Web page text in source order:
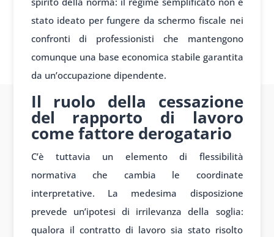
stato ideato per fungere da schermo fiscale nei
confronti di professionisti che mantengono
comunque una base economica stabile garantita
da un’occupazione dipendente.
Il ruolo della cessazione
del rapporto di lavoro
come fattore derogatario
C’è tuttavia un elemento di flessibilità
normativa che cambia le coordinate
interpretative. La medesima disposizione
prevede un’ipotesi di irrilevanza della soglia:
qualora il contratto di lavoro sia stato risolto